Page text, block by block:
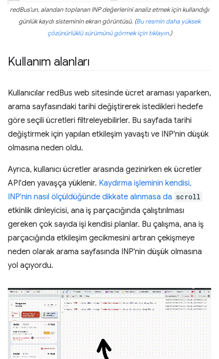
redBus'un, alandan toplanan INP değerlerini analiz etmek için kullandığı
günlük kaydı sisteminin ekran görüntüsü. (Bu resmin daha yüksek
çözünürlüklü sürümünü görmek için tıklayın.)
Kullanım alanları
Kullanıcılar redBus web sitesinde ücret araması yaparken,
arama sayfasındaki tarihi değiştirerek istedikleri hedefe
göre seçili ücretleri filtreleyebilirler. Bu sayfada tarihi
değiştirmek için yapılan etkileşim yavaştı ve INP'nin düşük
olmasına neden oldu.
Ayrıca, kullanıcı ücretler arasında gezinirken ek ücretler
API'den yavaşça yüklenir. Kaydırma işleminin kendisi,
INP'nin nasıl ölçüldüğünde dikkate alınmasa da scroll
etkinlik dinleyicisi, ana iş parçacığında çalıştırılması
gereken çok sayıda işi kendisi planlar. Bu çalışma, ana iş
parçacığında etkileşim gecikmesini artıran çekişmeye
neden olarak arama sayfasında INP'nin düşük olmasına
yol açıyordu.